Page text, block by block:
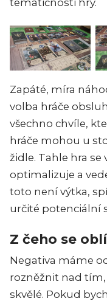
Zapáté, míra
volba hráče
všechno chvíle,
hráče mohou u
židle. Tahle hra se
optimalizuje a
toto není výtka,
určité potenciální
Z čeho se
Negativa máme
rozněžnit nad tím,
skvělé. Pokud